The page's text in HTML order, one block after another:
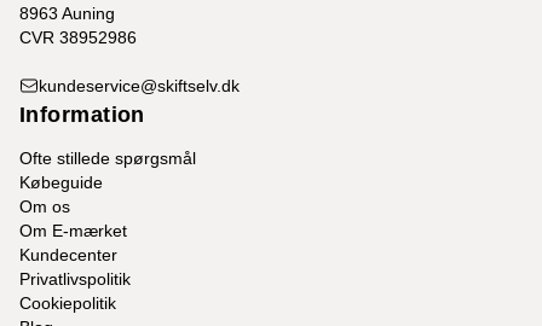
8963 Auning
CVR 38952986
kundeservice@skiftselv.dk
Information
Ofte stillede spørgsmål
Købeguide
Om os
Om E-mærket
Kundecenter
Privatlivspolitik
Cookiepolitik